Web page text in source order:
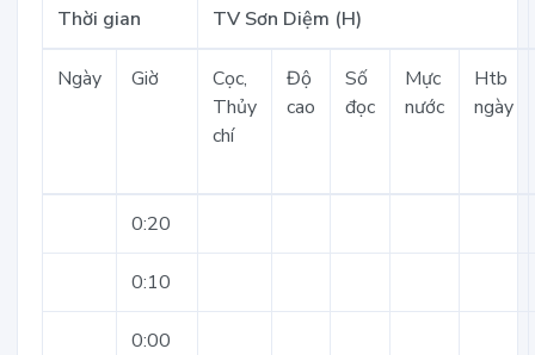
Thời gian TV Sơn Diệm (H)
Ngày Giờ
Cọc,
Thủy
chí
Độ
cao
Số
đọc
Mực
nước
Htb
ngày
0:20
0:10
0:00